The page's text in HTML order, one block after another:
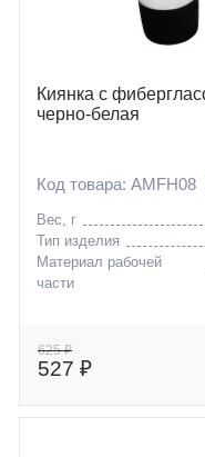
Киянка с
черно-белая
Код товара: AMFH08
Вес, г
Тип изделия
Материал рабочей
части
625 ₽
527 ₽